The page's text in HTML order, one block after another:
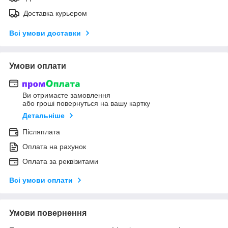
Доставка курьером
Всі умови доставки
Умови оплати
Ви отримаєте замовлення
або гроші повернуться на вашу картку
Детальніше
Післяплата
Оплата на рахунок
Оплата за реквізитами
Всі умови оплати
Умови повернення